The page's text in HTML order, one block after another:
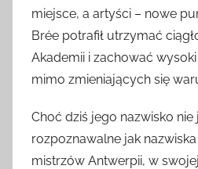
miejsce, a artyści – nowe
Brée potrafił utrzymać
Akademii i zachować
mimo zmieniających się
Choć dziś jego nazwisko nie
rozpoznawalne jak
mistrzów Antwerpii, w